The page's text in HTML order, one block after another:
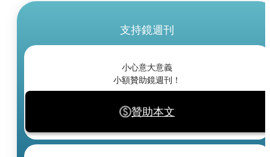
支持鏡週刊
小心意大意義
小額贊助鏡週刊！
贊助本文